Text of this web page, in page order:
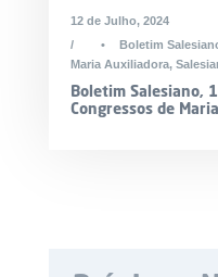
12 de Julho, 2024
•
Boletim
Maria Auxiliadora,
Boletim Salesiano,
Congressos de